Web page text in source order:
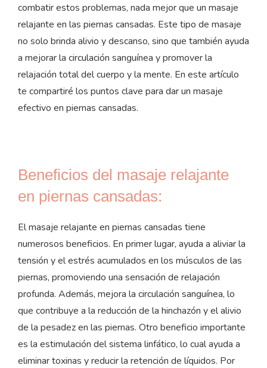
combatir estos problemas, nada mejor que un masaje
relajante en las piernas cansadas. Este tipo de masaje
no solo brinda alivio y descanso, sino que también ayuda
a mejorar la circulación sanguínea y promover la
relajación total del cuerpo y la mente. En este artículo
te compartiré los puntos clave para dar un masaje
efectivo en piernas cansadas.
Beneficios del masaje relajante
en piernas cansadas:
El masaje relajante en piernas cansadas tiene
numerosos beneficios. En primer lugar, ayuda a aliviar la
tensión y el estrés acumulados en los músculos de las
piernas, promoviendo una sensación de relajación
profunda. Además, mejora la circulación sanguínea, lo
que contribuye a la reducción de la hinchazón y el alivio
de la pesadez en las piernas. Otro beneficio importante
es la estimulación del sistema linfático, lo cual ayuda a
eliminar toxinas y reducir la retención de líquidos. Por